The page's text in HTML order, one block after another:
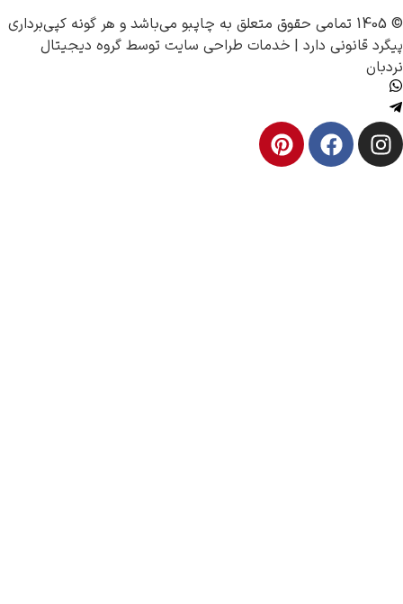
چاپبومی‌باشد و هر گونه کپی‌برداری
|خدمات طراحی سایتتوسطگروه دیجیتال